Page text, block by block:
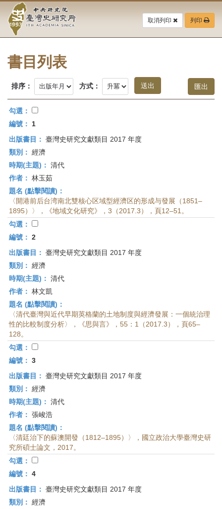
要
中
央
研
究
院-
臺
灣
史
研
究
所-
首
頁
取消列印 列印
書目列表
排序： 方式：
勾選：
編號：
1
出版書目： 臺灣史研究文獻類目 2017 年度
類別： 經濟
時期(主題)： 清代
作者： 林玉茹
題名 (點擊閱讀)：
〈開港前后台湾南北雙核心区域型經濟区的形成与發展（1851–
1895）〉，《地域文化研究》，3（2017.3），頁12–51。
勾選：
編號： 2
出版書目： 臺灣史研究文獻類目 2017 年度
類別： 經濟
時期(主題)： 清代
作者： 林文凱
題名 (點擊閱讀)：
〈清代臺灣與近代早期英格蘭的土地制度與經濟發展：一個統治理
性的比較制度分析〉，《思與言》，55：1（2017.3），頁65–
128。
勾選：
編號： 3
出版書目： 臺灣史研究文獻類目 2017 年度
類別： 經濟
時期(主題)： 清代
作者： 張峻浩
題名 (點擊閱讀)：
〈清廷治下的蘇澳開發（1812–1895）〉，國立政治大學臺灣史研
究所碩士論文，2017。
勾選：
編號： 4
出版書目： 臺灣史研究文獻類目 2017 年度
類別： 經濟